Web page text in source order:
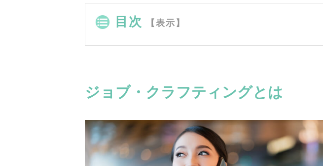
目次 【表示】
ジョブ・クラフティングとは